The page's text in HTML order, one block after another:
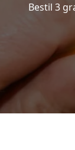
Bestil 3